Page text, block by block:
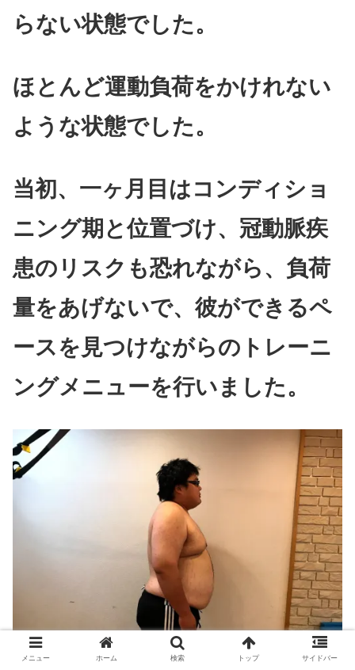
らない状態でした。
ほとんど運動負荷をかけれない
ような状態でした。
当初、一ヶ月目はコンディショ
ニング期と位置づけ、冠動脈疾
患のリスクも恐れながら、負荷
量をあげないで、彼ができるペ
ースを見つけながらのトレーニ
ングメニューを行いました。
メニュー ホーム 検索 トップ サイドバー